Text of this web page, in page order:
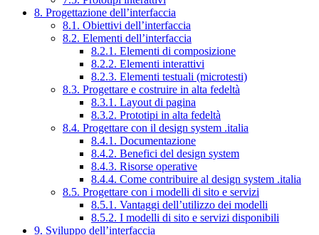
8. Progettazione dell’interfaccia
8.1. Obiettivi dell’interfaccia
8.2. Elementi dell’interfaccia
8.2.1. Elementi di composizione
8.2.2. Elementi interattivi
8.2.3. Elementi testuali (microtesti)
8.3. Progettare e costruire in alta fedeltà
8.3.1. Layout di pagina
8.3.2. Prototipi in alta fedeltà
8.4. Progettare con il design system .italia
8.4.1. Documentazione
8.4.2. Benefici del design system
8.4.3. Risorse operative
8.4.4. Come contribuire al design system .italia
8.5. Progettare con i modelli di sito e servizi
8.5.1. Vantaggi dell’utilizzo dei modelli
8.5.2. I modelli di sito e servizi disponibili
9. Sviluppo dell’interfaccia